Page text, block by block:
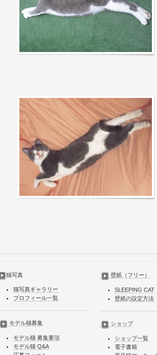
猫写真
猫写真ギャラリー
プロフィール一覧
モデル猫募集
モデル猫 募集要項
モデル猫 Q&A
壁紙（フリー）
SLEEPING CAT
壁紙の設定方法
ショップ
ショップ一覧
電子書籍